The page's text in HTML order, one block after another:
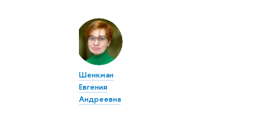
Шенкман
Евгения
Андреевна